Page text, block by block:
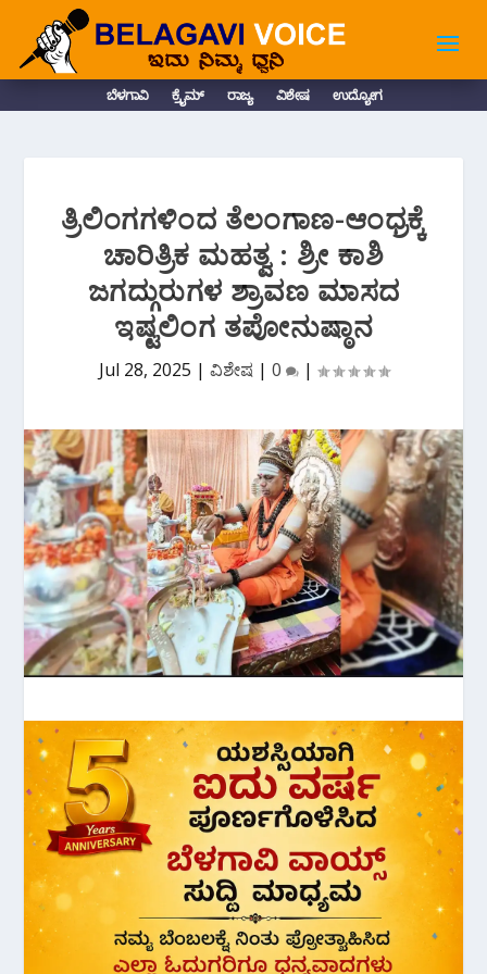
ಬೆಳಗಾವಿ ಕ್ರೈಮ್ ರಾಜ್ಯ ವಿಶೇಷ ಉದ್ಯೋಗ
ತ್ರಿಲಿಂಗಗಳಿಂದ ತೆಲಂಗಾಣ-ಆಂಧ್ರಕ್ಕೆ
ಚಾರಿತ್ರಿಕ ಮಹತ್ವ : ಶ್ರೀ ಕಾಶಿ
ಜಗದ್ಗುರುಗಳ ಶ್ರಾವಣ ಮಾಸದ
ಇಷ್ಟಲಿಂಗ ತಪೋನುಷ್ಠಾನ
Jul 28, 2025 | ವಿಶೇಷ | 0 |